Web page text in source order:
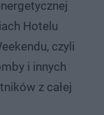
Hotelu
czyli
i innych
z całej